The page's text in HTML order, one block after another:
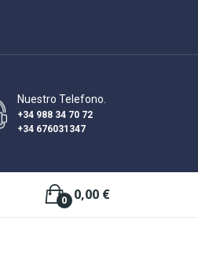
Nuestro Telefono.
+34 988 34 70 72
+34 676031347
0,00 €
0